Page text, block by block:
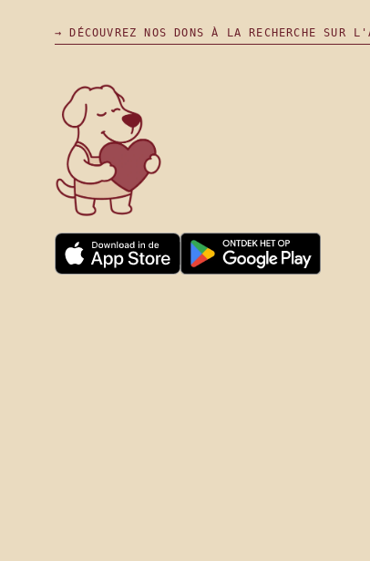
→ DÉCOUVREZ NOS DONS À LA RECHERCHE SUR